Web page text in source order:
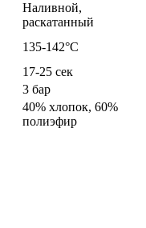
Наливной,
раскатанный
135-142°С
17-25 сек
3 бар
40% хлопок, 60%
полиэфир